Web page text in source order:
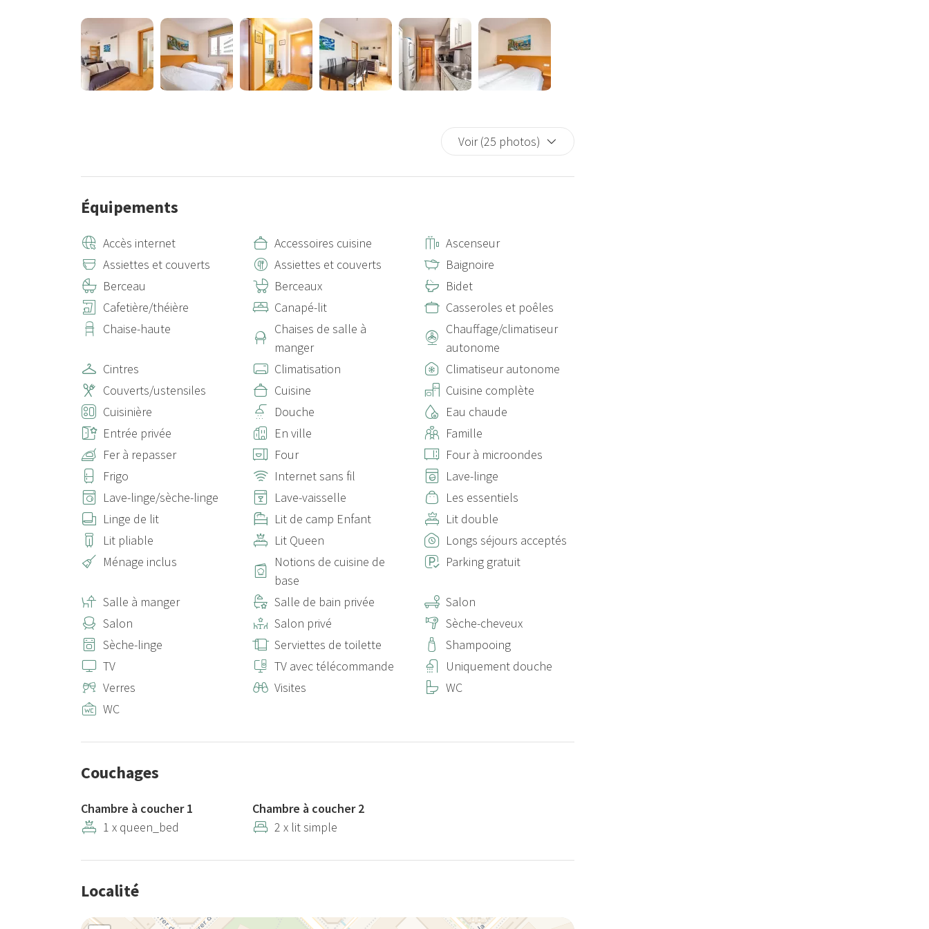
La salle de bain est entièrement équipée avec douche, baignoire et toilettes.
Situé au cœur de Barcelone, cet appartement vous offre tout le confort nécessaire pour faire de votre séjour une
expérience inoubliable tout en profitant pleinement de cette magnifique ville.
vous avez besoin d’une facture pour une entreprise, veuillez nous consulter avant de réserver, car tous les
Voir (25 photos)
Équipements
Accès internet Accessoires cuisine
Ascenseur
Assiettes et couverts
Assiettes et couverts
Baignoire
Berceau
Berceaux
Bidet
Cafetière/théière
Canapé-lit
Casseroles et poêles
Chaise-haute
Chaises de salle à
manger
Chauffage/climatiseur
autonome
Cintres
Climatisation
Climatiseur autonome
Couverts/ustensiles
Cuisine
Cuisine complète
Cuisinière
Douche
Eau chaude
Entrée privée
En ville
Famille
Fer à repasser
Four
Four à microondes
Frigo
Internet sans fil
Lave-linge
Lave-linge/sèche-linge
Lave-vaisselle
Les essentiels
Linge de lit
Lit de camp Enfant
Lit double
Lit pliable
Lit Queen
Longs séjours acceptés
Ménage inclus
Notions de cuisine de
base
Parking gratuit
Salle à manger Salle de bain privée
Salon
Salon
Salon privé
Sèche-cheveux
Sèche-linge
Serviettes de toilette
Shampooing
TV
TV avec télécommande
Uniquement douche
Verres
Visites
WC
WC
Couchages
Chambre à coucher 1
1 x queen_bed
Chambre à coucher 2
2 x lit simple
Localité